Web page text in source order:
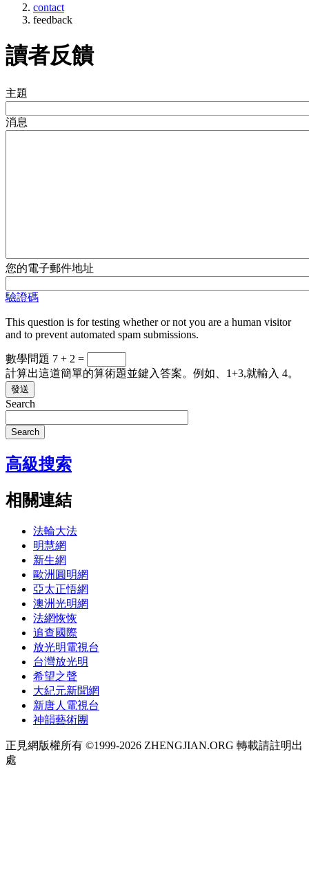
contact
feedback
讀者反饋
主題
消息
您的電子郵件地址
驗證碼
This question is for testing whether or not you are a human visitor
and to prevent automated spam submissions.
數學問題 7 + 2 =
計算出這道簡單的算術題並鍵入答案。例如、1+3,就輸入 4。
發送
Search
Search
高級搜索
相關連結
法輪大法
明慧網
新生網
歐洲圓明網
亞太正悟網
澳洲光明網
法網恢恢
追查國際
放光明電視台
台灣放光明
希望之聲
大紀元新聞網
新唐人電視台
神韻藝術團
正見網版權所有 ©1999-2026 ZHENGJIAN.ORG 轉載請註明出
處